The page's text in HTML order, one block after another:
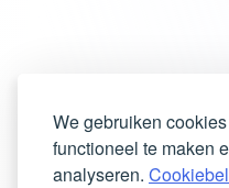
We gebruiken
functioneel te maken
analyseren.